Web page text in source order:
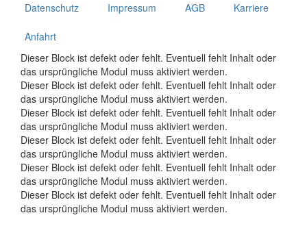
Datenschutz Impressum AGB Karriere
Anfahrt
Dieser Block ist defekt oder fehlt. Eventuell fehlt Inhalt oder
das ursprüngliche Modul muss aktiviert werden.
Dieser Block ist defekt oder fehlt. Eventuell fehlt Inhalt oder
das ursprüngliche Modul muss aktiviert werden.
Dieser Block ist defekt oder fehlt. Eventuell fehlt Inhalt oder
das ursprüngliche Modul muss aktiviert werden.
Dieser Block ist defekt oder fehlt. Eventuell fehlt Inhalt oder
das ursprüngliche Modul muss aktiviert werden.
Dieser Block ist defekt oder fehlt. Eventuell fehlt Inhalt oder
das ursprüngliche Modul muss aktiviert werden.
Dieser Block ist defekt oder fehlt. Eventuell fehlt Inhalt oder
das ursprüngliche Modul muss aktiviert werden.